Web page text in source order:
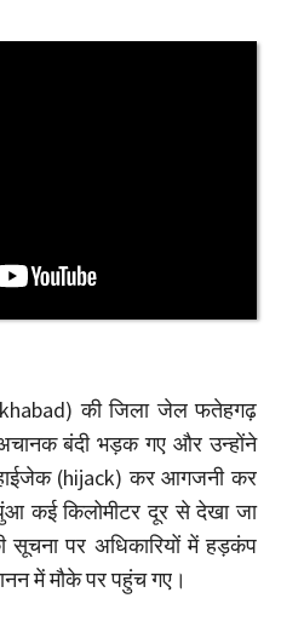
की जिला जेल फतेहगढ़
बंदी भड़क गए और उन्होंने
(hijack) कर आगजनी कर
कई किलोमीटर दूर से देखा जा
पर अधिकारियों में हड़कंप
में मौके पर पहुंच गए।